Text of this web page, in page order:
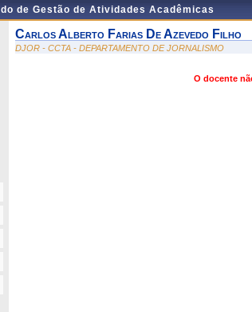
de Gestão de Atividades Acadêmicas
Carlos Alberto Farias De Azevedo Filho
DJOR - CCTA - DEPARTAMENTO DE JORNALISMO
O docente